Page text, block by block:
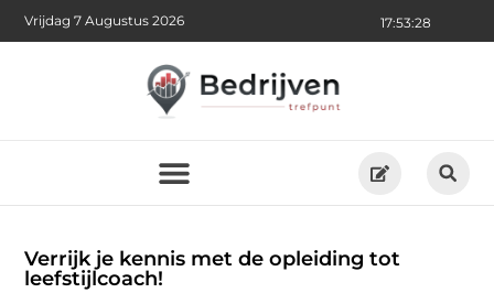
17:53:29
Vrijdag 7 Augustus 2026
Verrijk je kennis met de opleiding tot
leefstijlcoach!